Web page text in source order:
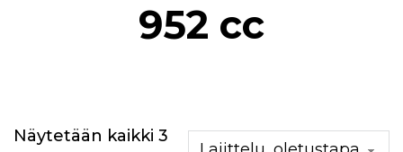
952 cc
Näytetään kaikki 3